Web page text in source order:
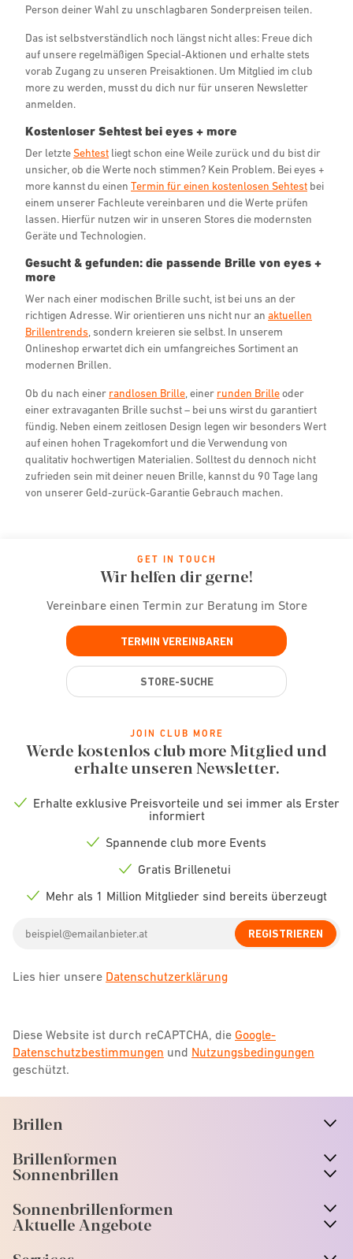
Person deiner Wahl zu unschlagbaren Sonderpreisen teilen.
Das ist selbstverständlich noch längst nicht alles: Freue dich
auf unsere regelmäßigen Special-Aktionen und erhalte stets
vorab Zugang zu unseren Preisaktionen. Um Mitglied im club
more zu werden, musst du dich nur für unseren Newsletter
anmelden.
Kostenloser Sehtest bei eyes + more
Der letzteSehtest liegt schon eine Weile zurück und du bist dir
unsicher, ob die Werte noch stimmen? Kein Problem. Bei eyes +
more kannst du einen Termin für einen kostenlosen Sehtest bei
einem unserer Fachleute vereinbaren und die Werte prüfen
lassen. Hierfür nutzen wir in unseren Stores die modernsten
Geräte und Technologien.
Gesucht & gefunden: die passende Brille von eyes +
more
Wer nach einer modischen Brille sucht, ist bei uns an der
richtigen Adresse. Wir orientieren uns nicht nur an aktuellen
Brillentrends , sondern kreieren sie selbst. In unserem
Onlineshop erwartet dich ein umfangreiches Sortiment an
modernen Brillen.
Ob du nach einer randlosen Brille , einer runden Brilleoder
einer extravaganten Brille suchst – bei uns wirst du garantiert
fündig. Neben einem zeitlosen Design legen wir besonders Wert
auf einen hohen Tragekomfort und die Verwendung von
qualitativ hochwertigen Materialien. Solltest du dennoch nicht
zufrieden sein mit deiner neuen Brille, kannst du 90 Tage lang
von unserer Geld-zurück-Garantie Gebrauch machen.
GET IN TOUCH
Wir helfen dir gerne!
Vereinbare einen Termin zur Beratung im Store
TERMIN VEREINBAREN
STORE-SUCHE
JOIN CLUB MORE
Werde kostenlos club more Mitglied und
erhalte unseren Newsletter.
Erhalte exklusive Preisvorteile und sei immer als Erster
informiert
Check
Spannende club more Events
icon
Gratis Brillenetui
Mehr als 1 Million Mitglieder sind bereits überzeugt
address
REGISTRIEREN
Lies hier unsere Datenschutzerklärung
Diese Website ist durch reCAPTCHA, die Google-
Datenschutzbestimmungen und Nutzungsbedingungen
geschützt.
Brillen
Brillenformen
Sonnenbrillen
Sonnenbrillenformen
Aktuelle Angebote